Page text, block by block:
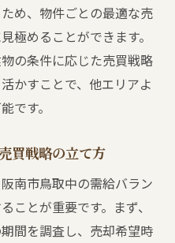
め、物件ごとの最適な売
極めることができます。
の条件に応じた売買戦略
かすことで、他エリアよ
です。
買戦略の立て方
南市鳥取中の需給バラン
ことが重要です。まず、
間を調査し、売却希望時